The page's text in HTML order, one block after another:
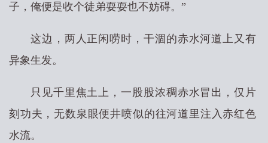
子，俺便是收个徒弟耍耍也不妨碍。”
这边，两人正闲唠时，干涸的赤水河道上又有
异象生发。
只见千里焦土上，一股股浓稠赤水冒出，仅片
刻功夫，无数泉眼便井喷似的往河道里注入赤红色
水流。